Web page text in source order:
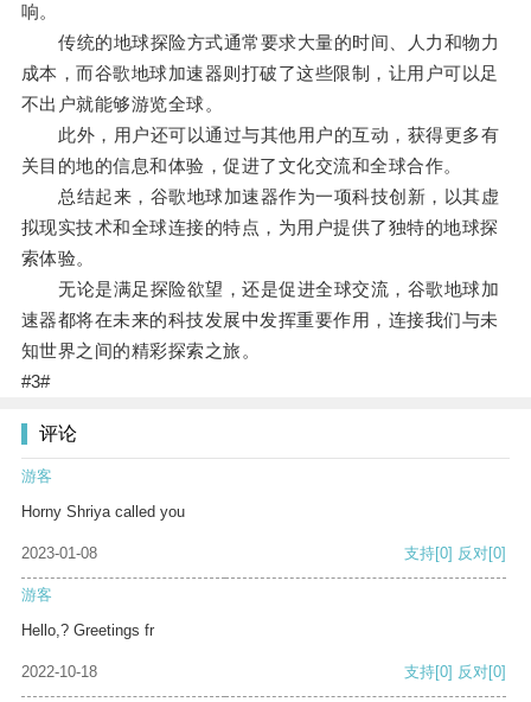
响。
传统的地球探险方式通常要求大量的时间、人力和物力
成本，而谷歌地球加速器则打破了这些限制，让用户可以足
不出户就能够游览全球。
此外，用户还可以通过与其他用户的互动，获得更多有
关目的地的信息和体验，促进了文化交流和全球合作。
总结起来，谷歌地球加速器作为一项科技创新，以其虚
拟现实技术和全球连接的特点，为用户提供了独特的地球探
索体验。
无论是满足探险欲望，还是促进全球交流，谷歌地球加
速器都将在未来的科技发展中发挥重要作用，连接我们与未
知世界之间的精彩探索之旅。
#3#
评论
游客
Horny Shriya called you
2023-01-08 支持[0] 反对[0]
游客
Hello,? Greetings fr
2022-10-18 支持[0] 反对[0]